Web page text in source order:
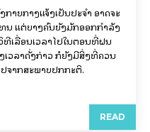
ຍກາງແຈ້ງເປັນປະຈຳ ອາດຈະ
ນ ແຕ່ບາງຄົນຍັງມັກອອກກຳລັງ
ທີເລື່ອນເວລາໄປໃນຕອນທີ່ຝົນ
ວລາດັ່ງກ່າວ ກໍຍັງມີສິ່ງທີ່ຄວນ
ຈາກສະພາບປົກກະຕິ.
READ